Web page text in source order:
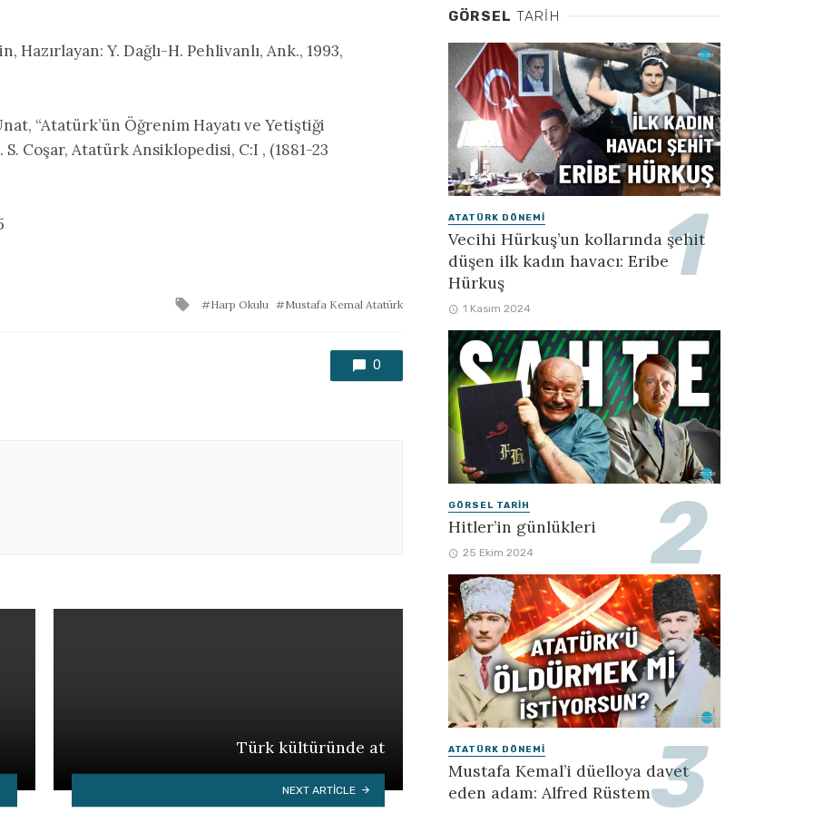
Hazırlayan: Y. Dağlı-H. Pehlivanlı, Ank., 1993,
“Atatürk’ün Öğrenim Hayatı ve Yetiştiği
Coşar, Atatürk Ansiklopedisi, C:I , (1881-23
Tagged
Harp Okulu Mustafa Kemal Atatürk
0
Türk kültüründe at
NEXT ARTICLE
GÖRSEL TARIH
ATATÜRK DÖNEMI
Vecihi Hürkuş’un kollarında şehit
düşen ilk kadın havacı: Eribe
Hürkuş
1 Kasım 2024
GÖRSEL TARIH
Hitler’in günlükleri
25 Ekim 2024
ATATÜRK DÖNEMI
Mustafa Kemal’i düelloya davet
eden adam: Alfred Rüstem